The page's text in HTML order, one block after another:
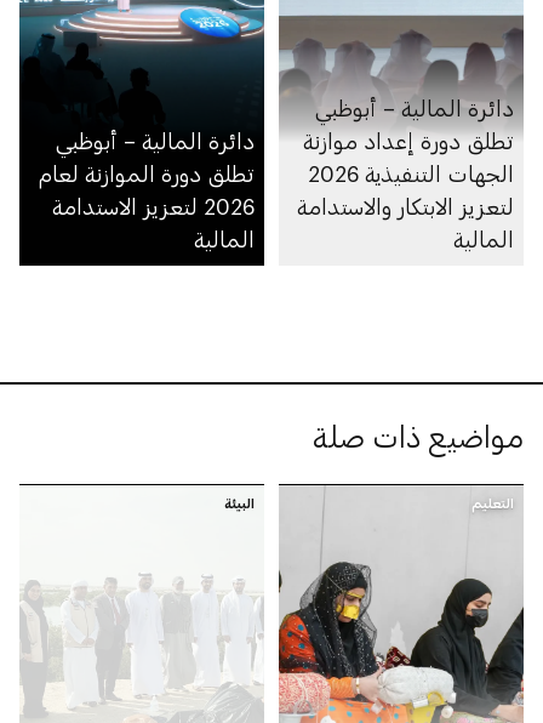
دائرة المالية – أبوظبي
تطلق دورة إعداد موازنة
الجهات التنفيذية 2026
لتعزيز الابتكار والاستدامة
المالية
دائرة المالية – أبوظبي
تطلق دورة الموازنة لعام
2026 لتعزيز الاستدامة
المالية
مواضيع ذات صلة
التعليم البيئة